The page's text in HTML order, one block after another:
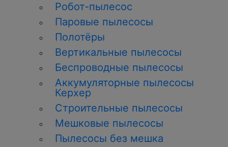
Робот-пылесос
Паровые пылесосы
Полотёры
Вертикальные пылесосы
Беспроводные пылесосы
Аккумуляторные пылесосы
Керхер
Строительные пылесосы
Мешковые пылесосы
Пылесосы без мешка